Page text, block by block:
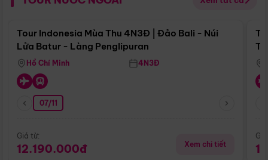
Điểm nổi bật
Tour Indonesia Mùa Thu 4N3Đ | Đảo Bali - Núi
Lửa Batur - Làng Penglipuran
Hồ Chí Minh 4N3Đ
07/11
Giá từ:
12.190.000đ Xem chi tiết